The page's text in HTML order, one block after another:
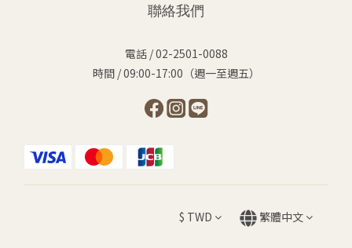
聯絡我們
電話 / 02-2501-0088
時間 / 09:00-17:00（週一至週五）
$ TWD 繁體中文